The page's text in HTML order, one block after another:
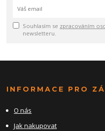
Souhlasím se zpracováním
newsletteru.
INFORMACE PRO
O nás
Jak nakupovat